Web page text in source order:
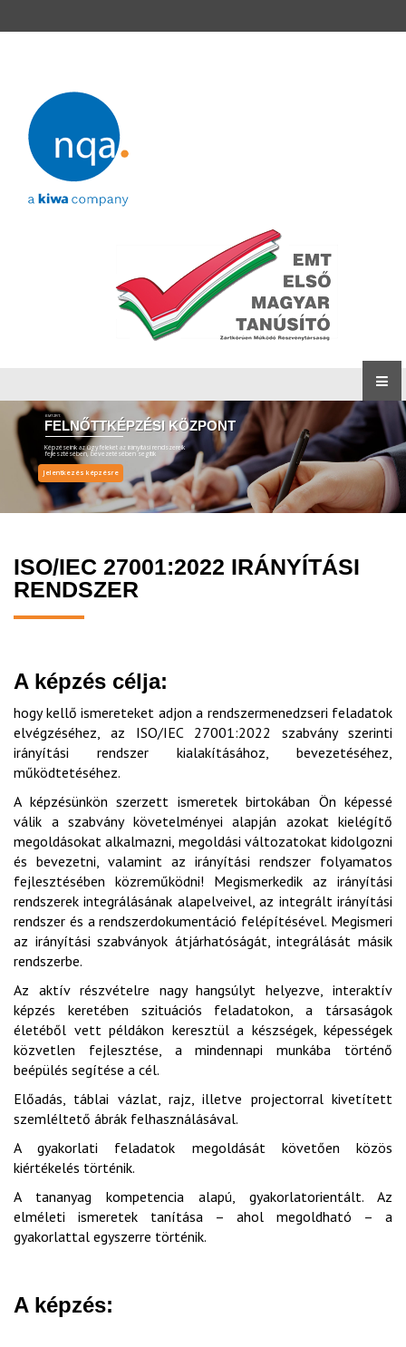
EMT ZRT.
Képzéseink az ügyfeleket az irányítási rendszereik
fejlesztésében, bevezetésében segítik
FELNŐTTKÉPZÉSI KÖZPONT
Jelentkezés képzésre
ISO/IEC 27001:2022 IRÁNYÍTÁSI
RENDSZER
A képzés célja:
hogy kellő ismereteket adjon a rendszermenedzseri feladatok
elvégzéséhez, az ISO/IEC 27001:2022 szabvány szerinti
irányítási rendszer kialakításához, bevezetéséhez,
működtetéséhez.
A képzésünkön szerzett ismeretek birtokában Ön képessé
válik a szabvány követelményei alapján azokat kielégítő
megoldásokat alkalmazni, megoldási változatokat kidolgozni
és bevezetni, valamint az irányítási rendszer folyamatos
fejlesztésében közreműködni! Megismerkedik az irányítási
rendszerek integrálásának alapelveivel, az integrált irányítási
rendszer és a rendszerdokumentáció felépítésével. Megismeri
az irányítási szabványok átjárhatóságát, integrálását másik
rendszerbe.
Az aktív részvételre nagy hangsúlyt helyezve, interaktív
képzés keretében szituációs feladatokon, a társaságok
életéből vett példákon keresztül a készségek, képességek
közvetlen fejlesztése, a mindennapi munkába történő
beépülés segítése a cél.
Előadás, táblai vázlat, rajz, illetve projectorral kivetített
szemléltető ábrák felhasználásával.
A gyakorlati feladatok megoldását követően közös
kiértékelés történik.
A tananyag kompetencia alapú, gyakorlatorientált. Az
elméleti ismeretek tanítása – ahol megoldható – a
gyakorlattal egyszerre történik.
A képzés: